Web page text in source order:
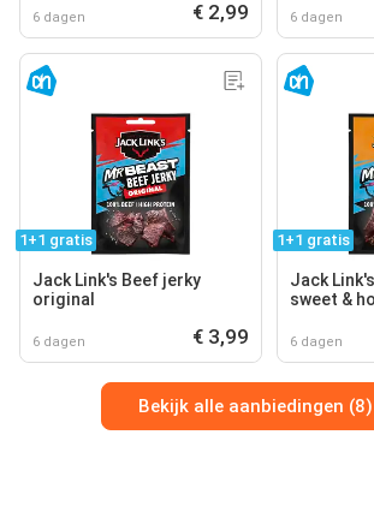
6 dagen € 2,99 6 dagen
1+1 gratis
Jack Link's Beef jerky
original
6 dagen € 3,99
1+1 gratis
Jack
sweet &
6 dagen
Bekijk alle aanbiedingen (8)